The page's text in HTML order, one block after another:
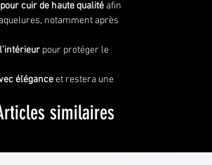
cuir de haute qualité afin
notamment après
pour protéger le
éléganceet restera une
similaires